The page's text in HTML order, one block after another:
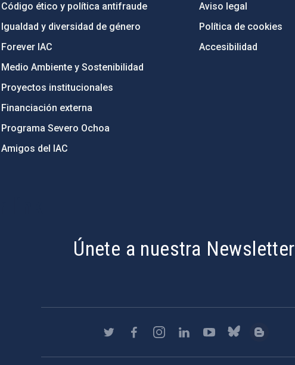
Código ético y política antifraude
Igualdad y diversidad de género
Forever IAC
Medio Ambiente y Sostenibilidad
Proyectos institucionales
Financiación externa
Programa Severo Ochoa
Amigos del IAC
Aviso legal
Política de cookies
Accesibilidad
Únete a nuestra Newsletter